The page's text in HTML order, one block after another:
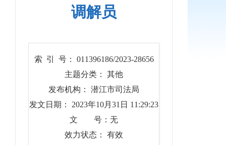
调解员
索 引 号： 011396186/2023-28656
主题分类： 其他
发布机构： 潜江市司法局
发文日期： 2023年10月31日 11:29:23
文 号：无
效力状态： 有效